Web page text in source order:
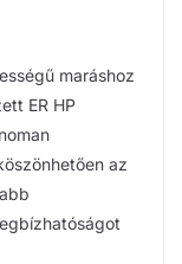
maráshoz
ER HP
az